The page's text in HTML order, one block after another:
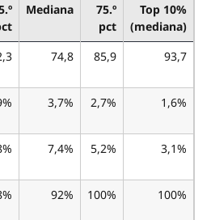
Mediana
75.º
pct
Top 10%
(mediana)
74,8 85,9 93,7
3,7% 2,7% 1,6%
7,4% 5,2% 3,1%
92% 100% 100%